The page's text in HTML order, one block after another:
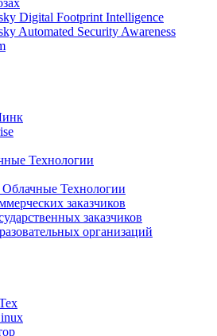
Digital Footprint Intelligence
Automated Security Awareness
Технологии
Технологии
заказчиков
заказчиков
организаций